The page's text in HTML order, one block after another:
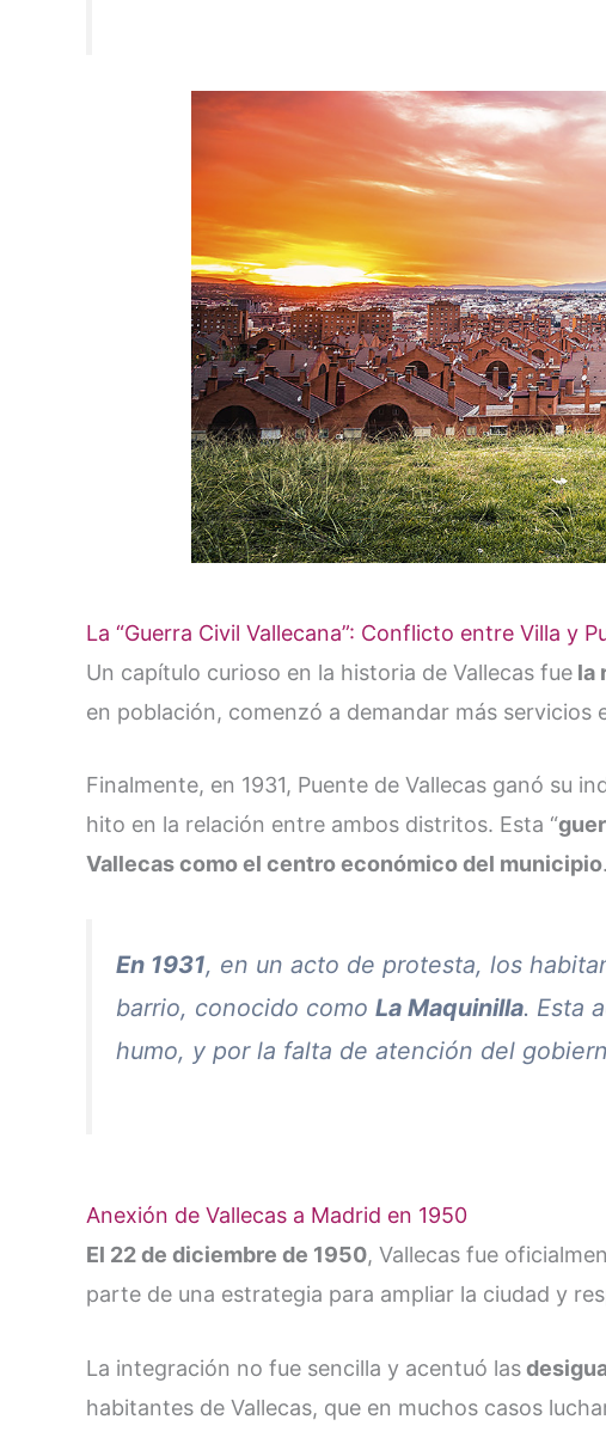
La “Guerra Civil Vallecana”: Conflicto entre Villa y
Un capítulo curioso en la historia de Vallecas fue la
en población, comenzó a demandar más servicios
Finalmente, en 1931, Puente de Vallecas ganó su
hito en la relación entre ambos distritos. Esta “
Vallecas como el centro económico del municipio​.
En 1931, en un acto de protesta, los
barrio, conocido como La Maquinilla. Esta
humo, y por la falta de atención del
Anexión de Vallecas a Madrid en 1950
El 22 de diciembre de 1950, Vallecas fue
parte de una estrategia para ampliar la ciudad y
La integración no fue sencilla y acentuó las
habitantes de Vallecas, que en muchos casos